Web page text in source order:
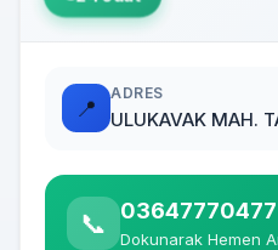
📍
ADRES
ULUKAVAK MAH.
📞 03647770477
Dokunarak Hemen